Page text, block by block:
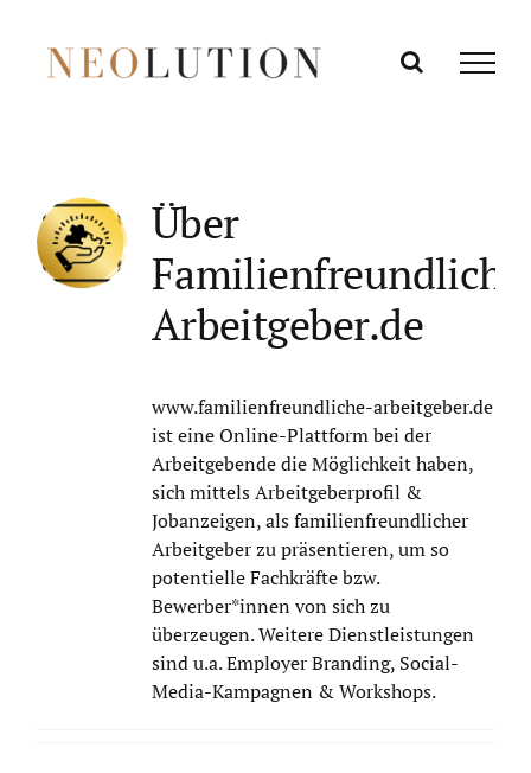
Inhalt
springen
Über
Arbeitgeber.de
www.familienfreundliche-arbeitgeber.de
ist eine Online-Plattform bei der
Arbeitgebende die Möglichkeit haben,
sich mittels Arbeitgeberprofil &
Jobanzeigen, als familienfreundlicher
Arbeitgeber zu präsentieren, um so
potentielle Fachkräfte bzw.
Bewerber*innen von sich zu
überzeugen. Weitere Dienstleistungen
sind u.a. Employer Branding, Social-
Media-Kampagnen & Workshops.